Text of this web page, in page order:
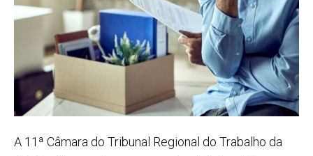
A 11ª Câmara do Tribunal Regional do Trabalho da